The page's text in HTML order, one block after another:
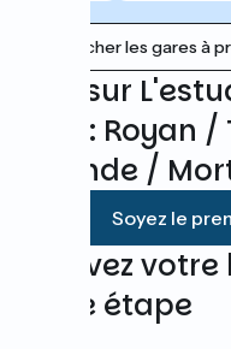
Afficher les gares à
Avis sur
vélo : Royan
Gironde /
Soyez le
Trouvez
cette étape